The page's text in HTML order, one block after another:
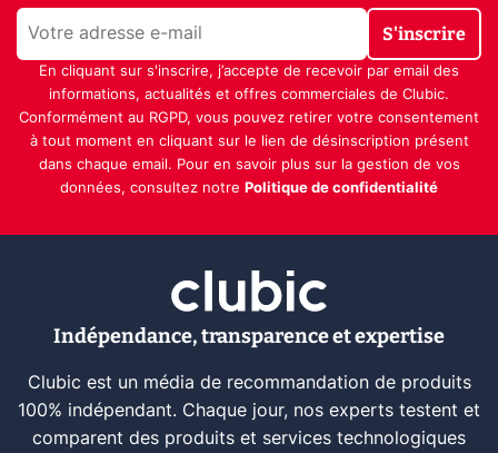
S'inscrire
En cliquant sur s'inscrire, j’accepte de recevoir par email des
informations, actualités et offres commerciales de Clubic.
Conformément au RGPD, vous pouvez retirer votre consentement
à tout moment en cliquant sur le lien de désinscription présent
dans chaque email. Pour en savoir plus sur la gestion de vos
données, consultez notre Politique de confidentialité
Indépendance, transparence et expertise
Clubic est un média de recommandation de produits
100% indépendant. Chaque jour, nos experts testent et
comparent des produits et services technologiques